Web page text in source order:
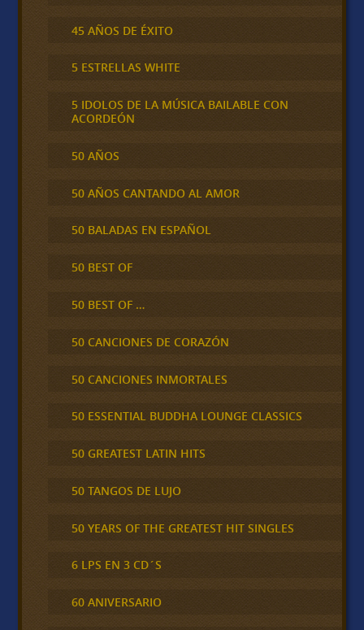
45 AÑOS DE ÉXITO
5 ESTRELLAS WHITE
5 IDOLOS DE LA MÚSICA BAILABLE CON
ACORDEÓN
50 AÑOS
50 AÑOS CANTANDO AL AMOR
50 BALADAS EN ESPAÑOL
50 BEST OF
50 BEST OF …
50 CANCIONES DE CORAZÓN
50 CANCIONES INMORTALES
50 ESSENTIAL BUDDHA LOUNGE CLASSICS
50 GREATEST LATIN HITS
50 TANGOS DE LUJO
50 YEARS OF THE GREATEST HIT SINGLES
6 LPS EN 3 CD´S
60 ANIVERSARIO